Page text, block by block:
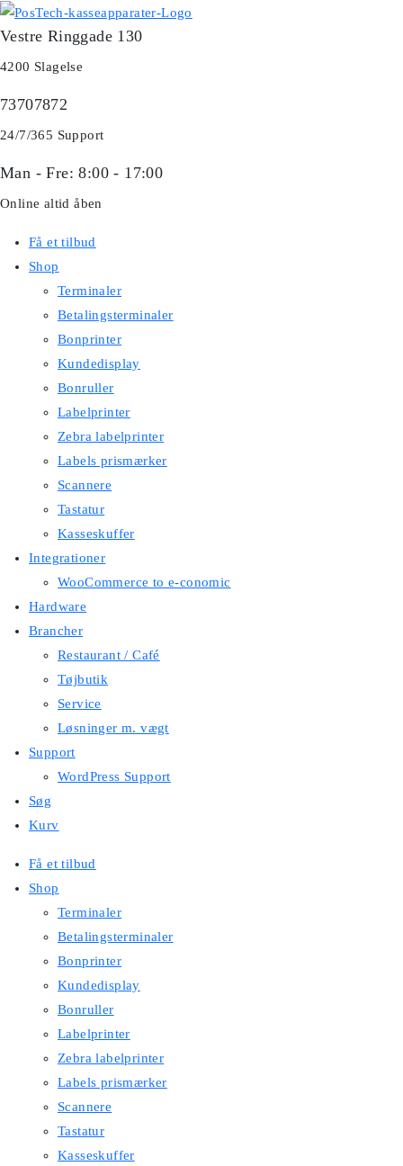
Skip
to
content
Vestre Ringgade 130
4200 Slagelse
73707872
24/7/365 Support
Man - Fre: 8:00 - 17:00
Online altid åben
Få et tilbud
Shop
Terminaler
Betalingsterminaler
Bonprinter
Kundedisplay
Bonruller
Labelprinter
Zebra labelprinter
Labels prismærker
Scannere
Tastatur
Kasseskuffer
Integrationer
WooCommerce to e-conomic
Hardware
Brancher
Restaurant / Café
Tøjbutik
Service
Løsninger m. vægt
Support
WordPress Support
Søg
Kurv
Få et tilbud
Shop
Terminaler
Betalingsterminaler
Bonprinter
Kundedisplay
Bonruller
Labelprinter
Zebra labelprinter
Labels prismærker
Scannere
Tastatur
Kasseskuffer